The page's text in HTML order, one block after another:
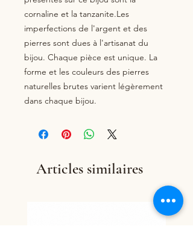
cornaline et la tanzanite.Les
imperfections de l'argent et des
pierres sont dues à l'artisanat du
bijou. Chaque pièce est unique. La
forme et les couleurs des pierres
naturelles brutes varient légèrement
dans chaque bijou.
Articles similaires